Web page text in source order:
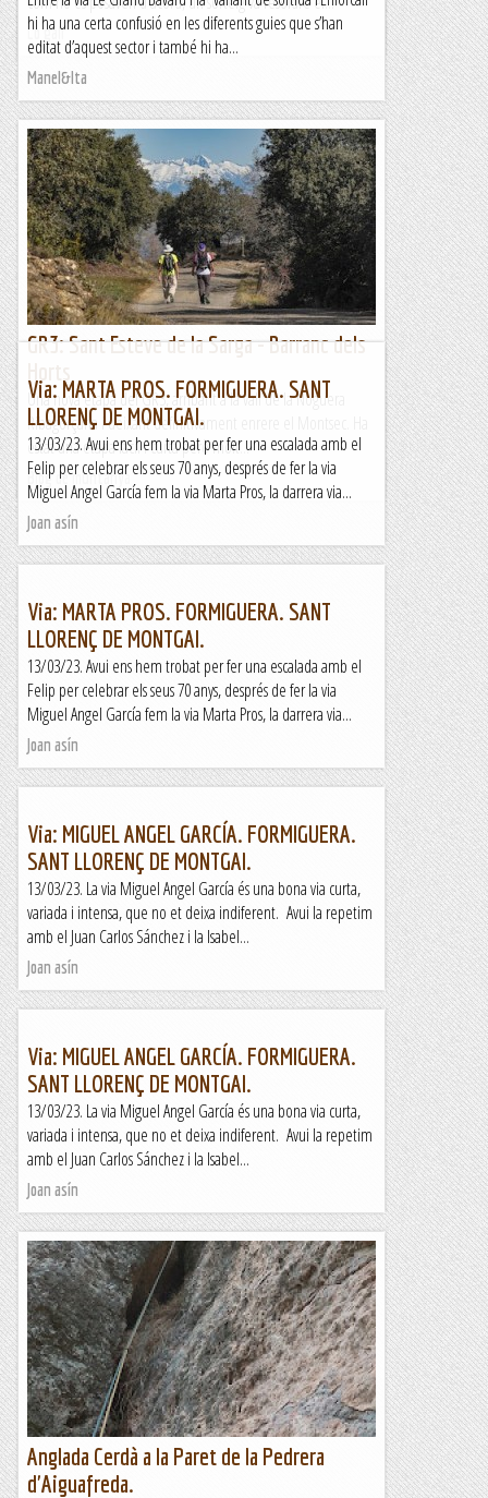
Lo gall
hi ha una certa confusió en les diferents guies que s’han
editat d’aquest sector i també hi ha...
Manel&Ita
GR3: Sant Esteve de la Sarga - Barranc dels
Una nova etapa del GR3, arribant a la vall de la Noguera
Ribagorçana i deixant definitivament enrere el Montsec. Ha
estat una etapa fàcil i curta però molt...
Blog de muntanya
Via: MARTA PROS. FORMIGUERA. SANT
LLORENÇ DE MONTGAI.
13/03/23. Avui ens hem trobat per fer una escalada amb el
Felip per celebrar els seus 70 anys, després de fer la via
Miguel Angel García fem la via Marta Pros, la darrera via...
Joan asín
Via: MARTA PROS. FORMIGUERA. SANT
LLORENÇ DE MONTGAI.
13/03/23. Avui ens hem trobat per fer una escalada amb el
Felip per celebrar els seus 70 anys, després de fer la via
Miguel Angel García fem la via Marta Pros, la darrera via...
Joan asín
Via: MIGUEL ANGEL GARCÍA. FORMIGUERA.
SANT LLORENÇ DE MONTGAI.
13/03/23. La via Miguel Angel García és una bona via curta,
variada i intensa, que no et deixa indiferent. Avui la repetim
amb el Juan Carlos Sánchez i la Isabel...
Joan asín
Via: MIGUEL ANGEL GARCÍA. FORMIGUERA.
SANT LLORENÇ DE MONTGAI.
13/03/23. La via Miguel Angel García és una bona via curta,
variada i intensa, que no et deixa indiferent. Avui la repetim
amb el Juan Carlos Sánchez i la Isabel...
Joan asín
Anglada Cerdà a la Paret de la Pedrera
d'Aiguafreda.